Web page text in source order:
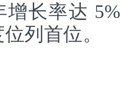
增长率达
列首位。